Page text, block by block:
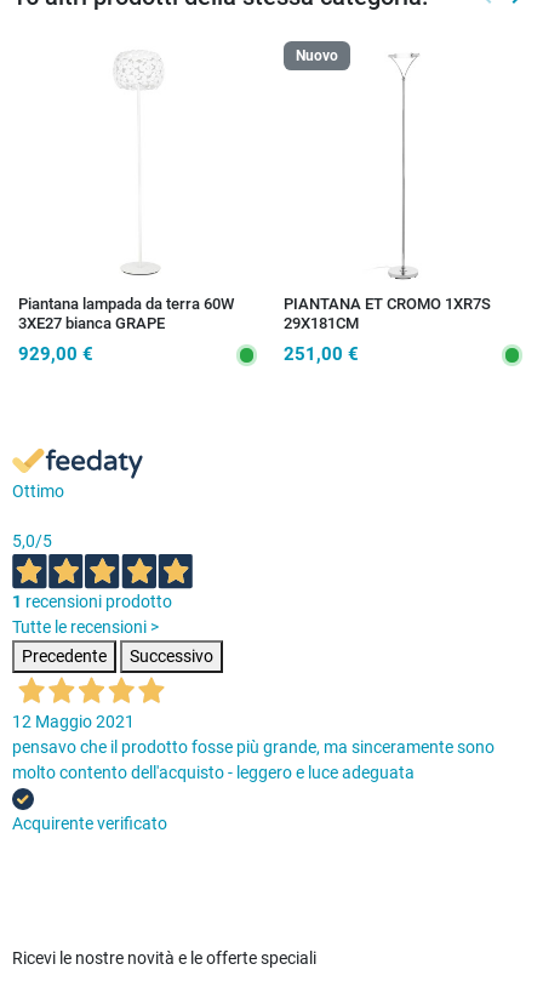
Piantana lampada da terra 60W
3XE27 bianca GRAPE
929,00 €
Nuovo
PIANTANA ET CROMO 1XR7S
29X181CM
251,00 €
Ottimo
5,0/5
1 recensioni prodotto
Tutte le recensioni >
Precedente
Successivo
12 Maggio 2021
pensavo che il prodotto fosse più grande, ma sinceramente sono
molto contento dell'acquisto - leggero e luce adeguata
Acquirente verificato
Ricevi le nostre novità e le offerte speciali